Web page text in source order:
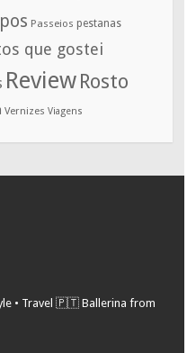
Passeios pestanas
que gostei
Review Rosto
Vernizes Viagens
• Travel 🇵🇹 Ballerina from